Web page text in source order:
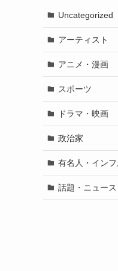
Uncategorized
アーティスト
アニメ・漫画
スポーツ
ドラマ・映画
政治家
有名人・イン
話題・ニュース